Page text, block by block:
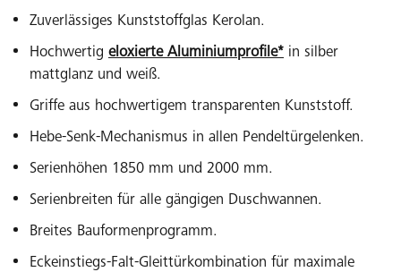
Zuverlässiges Kunststoffglas Kerolan.
Hochwertig eloxierte Aluminiumprofile* in silber
mattglanz und weiß.
Griffe aus hochwertigem transparenten Kunststoff.
Hebe-Senk-Mechanismus in allen Pendeltürgelenken.
Serienhöhen 1850 mm und 2000 mm.
Serienbreiten für alle gängigen Duschwannen.
Breites Bauformenprogramm.
Eckeinstiegs-Falt-Gleittürkombination für maximale